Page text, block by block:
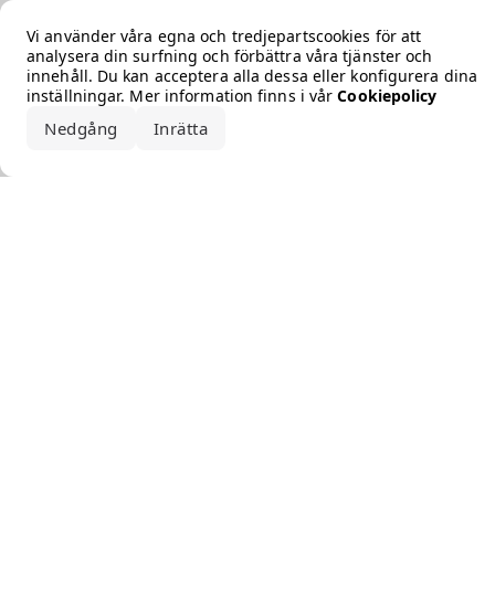
Vi använder våra egna och tredjepartscookies för att
analysera din surfning och förbättra våra tjänster och
innehåll. Du kan acceptera alla dessa eller konfigurera dina
inställningar. Mer information finns i vårCookiepolicy
Nedgång Inrätta
Error loading the brand